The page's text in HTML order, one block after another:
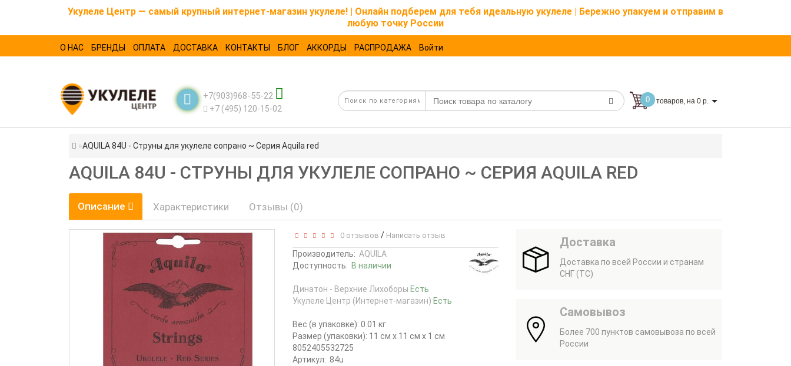
Укулеле Центр — самый крупный интернет-магазин укулеле! | Онлайн подберем для тебя идеальную укулеле | Бережно упакуем и отправим в
любую точку России
О НАС БРЕНДЫ ОПЛАТА ДОСТАВКА КОНТАКТЫ БЛОГ АККОРДЫ РАСПРОДАЖА Войти
+7(903)968-55-22
+7 (495) 120-15-02
0 товаров, на 0 р.
AQUILA 84U - Струны для укулеле сопрано ~ Серия Aquila red
AQUILA 84U - СТРУНЫ ДЛЯ УКУЛЕЛЕ СОПРАНО ~ СЕРИЯ AQUILA RED
Описание Характеристики Отзывы (0)
0 отзывов / Написать отзыв
Производитель: AQUILA
Доступность: В наличии
Динатон - Верхние Лихоборы Есть
Укулеле Центр (Интернет-магазин) Есть
Вес (в упаковке): 0.01 кг
Размер (упаковки): 11 см x 11 см x 1 см
8052405532725
Артикул: 84u
Доставка
Доставка по всей России и странам
СНГ (ТС)
Самовывоз
Более 700 пунктов самовывоза по всей
России